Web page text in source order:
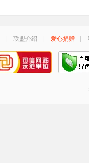
联盟介绍 爱心捐赠